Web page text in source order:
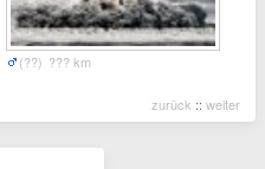
(??) ??? km
zurück :: weiter